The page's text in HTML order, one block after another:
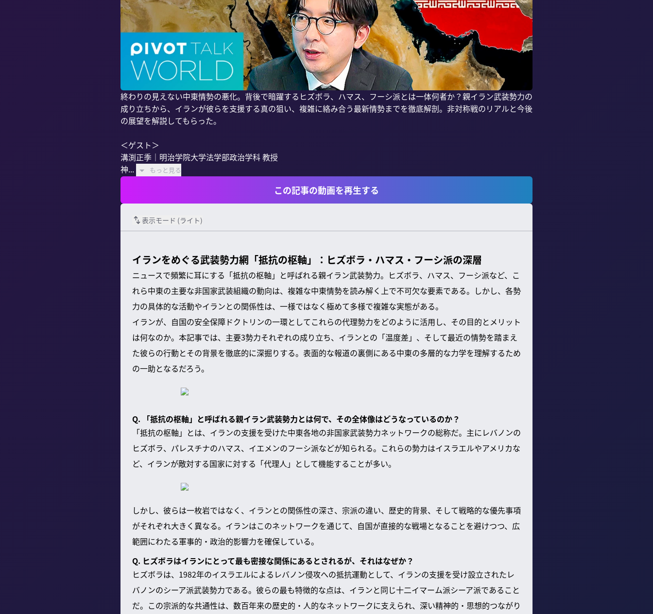
終わりの見えない中東情勢の悪化。背後で暗躍するヒズボラ、ハマス、フーシ派とは一体何者か？親イラン武装勢力の
成り立ちから、イランが彼らを支援する真の狙い、複雑に絡み合う最新情勢までを徹底解剖。非対称戦のリアルと今後
の展望を解説してもらった。
＜ゲスト＞
溝渕正季｜明治学院大学法学部政治学科 教授
神...
もっと見る
この記事の動画を再生する
表示モード (ライト)
イランをめぐる武装勢力網「抵抗の枢軸」：ヒズボラ・ハマス・フーシ派の深層
ニュースで頻繁に耳にする「抵抗の枢軸」と呼ばれる親イラン武装勢力。ヒズボラ、ハマス、フーシ派など、こ
れら中東の主要な非国家武装組織の動向は、複雑な中東情勢を読み解く上で不可欠な要素である。しかし、各勢
力の具体的な活動やイランとの関係性は、一様ではなく極めて多様で複雑な実態がある。
イランが、自国の安全保障ドクトリンの一環としてこれらの代理勢力をどのように活用し、その目的とメリット
は何なのか。本記事では、主要3勢力それぞれの成り立ち、イランとの「温度差」、そして最近の情勢を踏まえ
た彼らの行動とその背景を徹底的に深掘りする。表面的な報道の裏側にある中東の多層的な力学を理解するため
の一助となるだろう。
Q. 「抵抗の枢軸」と呼ばれる親イラン武装勢力とは何で、その全体像はどうなっているのか？
「抵抗の枢軸」とは、イランの支援を受けた中東各地の非国家武装勢力ネットワークの総称だ。主にレバノンの
ヒズボラ、パレスチナのハマス、イエメンのフーシ派などが知られる。これらの勢力はイスラエルやアメリカな
ど、イランが敵対する国家に対する「代理人」として機能することが多い。
しかし、彼らは一枚岩ではなく、イランとの関係性の深さ、宗派の違い、歴史的背景、そして戦略的な優先事項
がそれぞれ大きく異なる。イランはこのネットワークを通じて、自国が直接的な戦場となることを避けつつ、広
範囲にわたる軍事的・政治的影響力を確保している。
Q. ヒズボラはイランにとって最も密接な関係にあるとされるが、それはなぜか？
ヒズボラは、1982年のイスラエルによるレバノン侵攻への抵抗運動として、イランの支援を受け設立されたレ
バノンのシーア派武装勢力である。彼らの最も特徴的な点は、イランと同じ十二イマーム派シーア派であること
だ。この宗派的な共通性は、数百年来の歴史的・人的なネットワークに支えられ、深い精神的・思想的つながり